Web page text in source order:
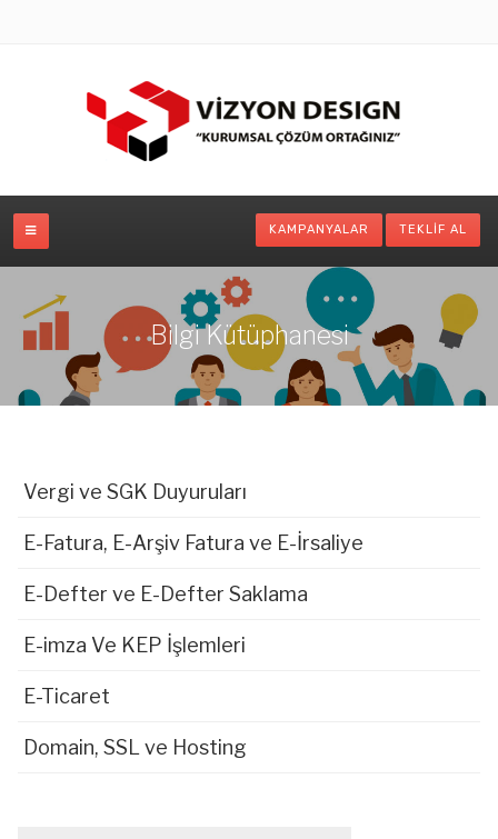
KAMPANYALAR TEKLIF AL
Bilgi Kütüphanesi
Vergi ve SGK Duyuruları
E-Fatura, E-Arşiv Fatura ve E-İrsaliye
E-Defter ve E-Defter Saklama
E-imza Ve KEP İşlemleri
E-Ticaret
Domain, SSL ve Hosting